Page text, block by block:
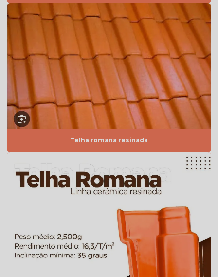
Telha americana resinada mesclada
Telha americana resinada vermelha
Telha americana valor
Telha de argila
Telha de barro preço
Telha de barro preço m2
Telha de barro preço unidade
Telha de barro quadrada
Telha de barro romana
Telha branca colonial
Telha branca esmaltada
Telha romana resinada